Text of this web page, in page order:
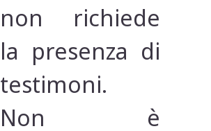
non richiede
la presenza di
testimoni.
Non è